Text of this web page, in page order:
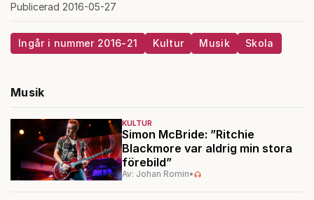
Publicerad 2016-05-27
Ingår i nummer 2016-21 Kultur Musik Skola
Musik
KULTUR
Simon McBride: ”Ritchie
Blackmore var aldrig min stora
förebild”
Av: Johan Romin•